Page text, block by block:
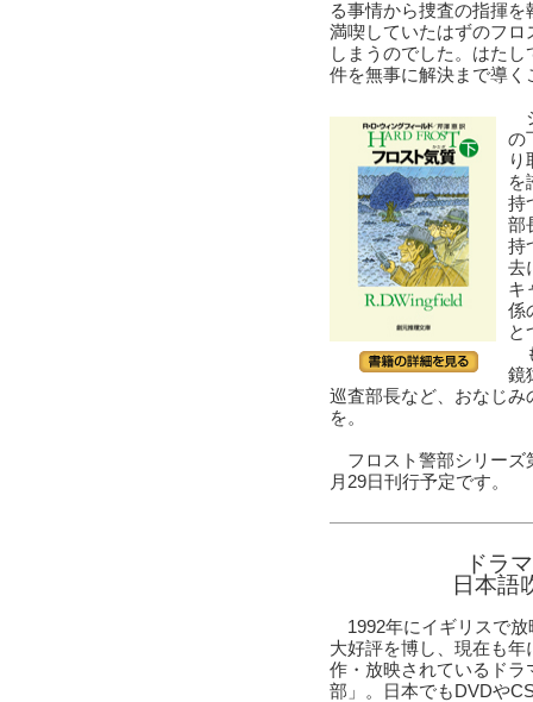
る事情から捜査の指揮
満喫していたはずのフ
しまうのでした。はた
件を無事に解決まで導
の
り
を
持
部
持
去
キ
係
と
鏡
巡査部長など、おなじ
を。
フロスト警部シリーズ
月29日刊行予定です。
ドラ
日本語
1992年にイギリスで放
大好評を博し、現在も年
作・放映されているドラ
部」。日本でもDVDや